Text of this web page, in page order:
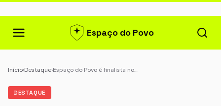
Espaço do Povo
Início›Destaque›Espaço do Povo é finalista no…
DESTAQUE